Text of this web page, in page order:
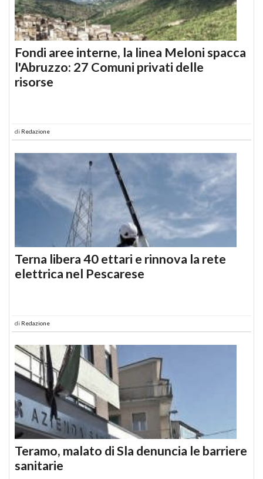
Fondi aree interne, la linea Meloni spacca
l'Abruzzo: 27 Comuni privati delle
risorse
di Redazione
Terna libera 40 ettari e rinnova la rete
elettrica nel Pescarese
di Redazione
Teramo, malato di Sla denuncia le barriere
sanitarie